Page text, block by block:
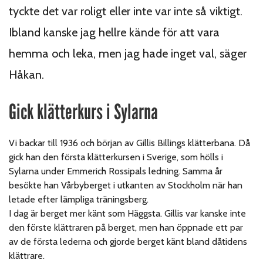
tyckte det var roligt eller inte var inte så viktigt.
Ibland kanske jag hellre kände för att vara
hemma och leka, men jag hade inget val, säger
Håkan.
Gick klätterkurs i Sylarna
Vi backar till 1936 och början av Gillis Billings klätterbana. Då
gick han den första klätterkursen i Sverige, som hölls i
Sylarna under Emmerich Rossipals ledning. Samma år
besökte han Vårbyberget i utkanten av Stockholm när han
letade efter lämpliga träningsberg.
I dag är berget mer känt som Häggsta. Gillis var kanske inte
den förste klättraren på berget, men han öppnade ett par
av de första lederna och gjorde berget känt bland dåtidens
klättrare.